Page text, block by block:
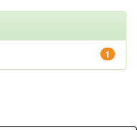
1